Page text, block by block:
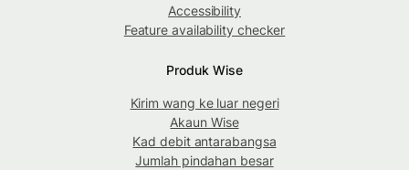
Accessibility
Feature availability checker
Produk Wise
Kirim wang ke luar negeri
Akaun Wise
Kad debit antarabangsa
Jumlah pindahan besar